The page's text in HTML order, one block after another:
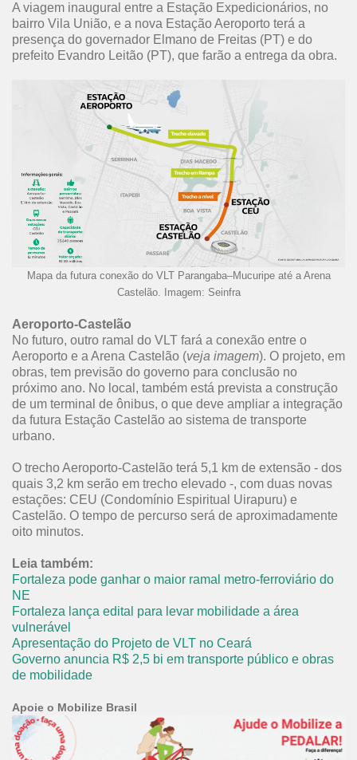
A viagem inaugural entre a Estação Expedicionários, no
bairro Vila União, e a nova Estação Aeroporto terá a
presença do governador Elmano de Freitas (PT) e do
prefeito Evandro Leitão (PT), que farão a entrega da obra.
Mapa da futura conexão do VLT Parangaba–Mucuripe até a Arena
Castelão.
Imagem: Seinfra
Aeroporto-Castelão
No futuro, outro ramal do VLT fará a conexão entre o
Aeroporto e a Arena Castelão (veja imagem). O projeto, em
obras, tem previsão do governo para conclusão no
próximo ano. No local, também está prevista a construção
de um terminal de ônibus, o que deve ampliar a integração
da futura Estação Castelão ao sistema de transporte
urbano.
O trecho Aeroporto-Castelão terá 5,1 km de extensão - dos
quais 3,2 km serão em trecho elevado -, com duas novas
estações: CEU (Condomínio Espiritual Uirapuru) e
Castelão. O tempo de percurso será de aproximadamente
oito minutos.
Leia também:
Fortaleza pode ganhar o maior ramal metro-ferroviário do
NE
Fortaleza lança edital para levar mobilidade a área
vulnerável
Apresentação do Projeto de VLT no Ceará
Governo anuncia R$ 2,5 bi em transporte público e obras
de mobilidade
Apoie o Mobilize Brasil